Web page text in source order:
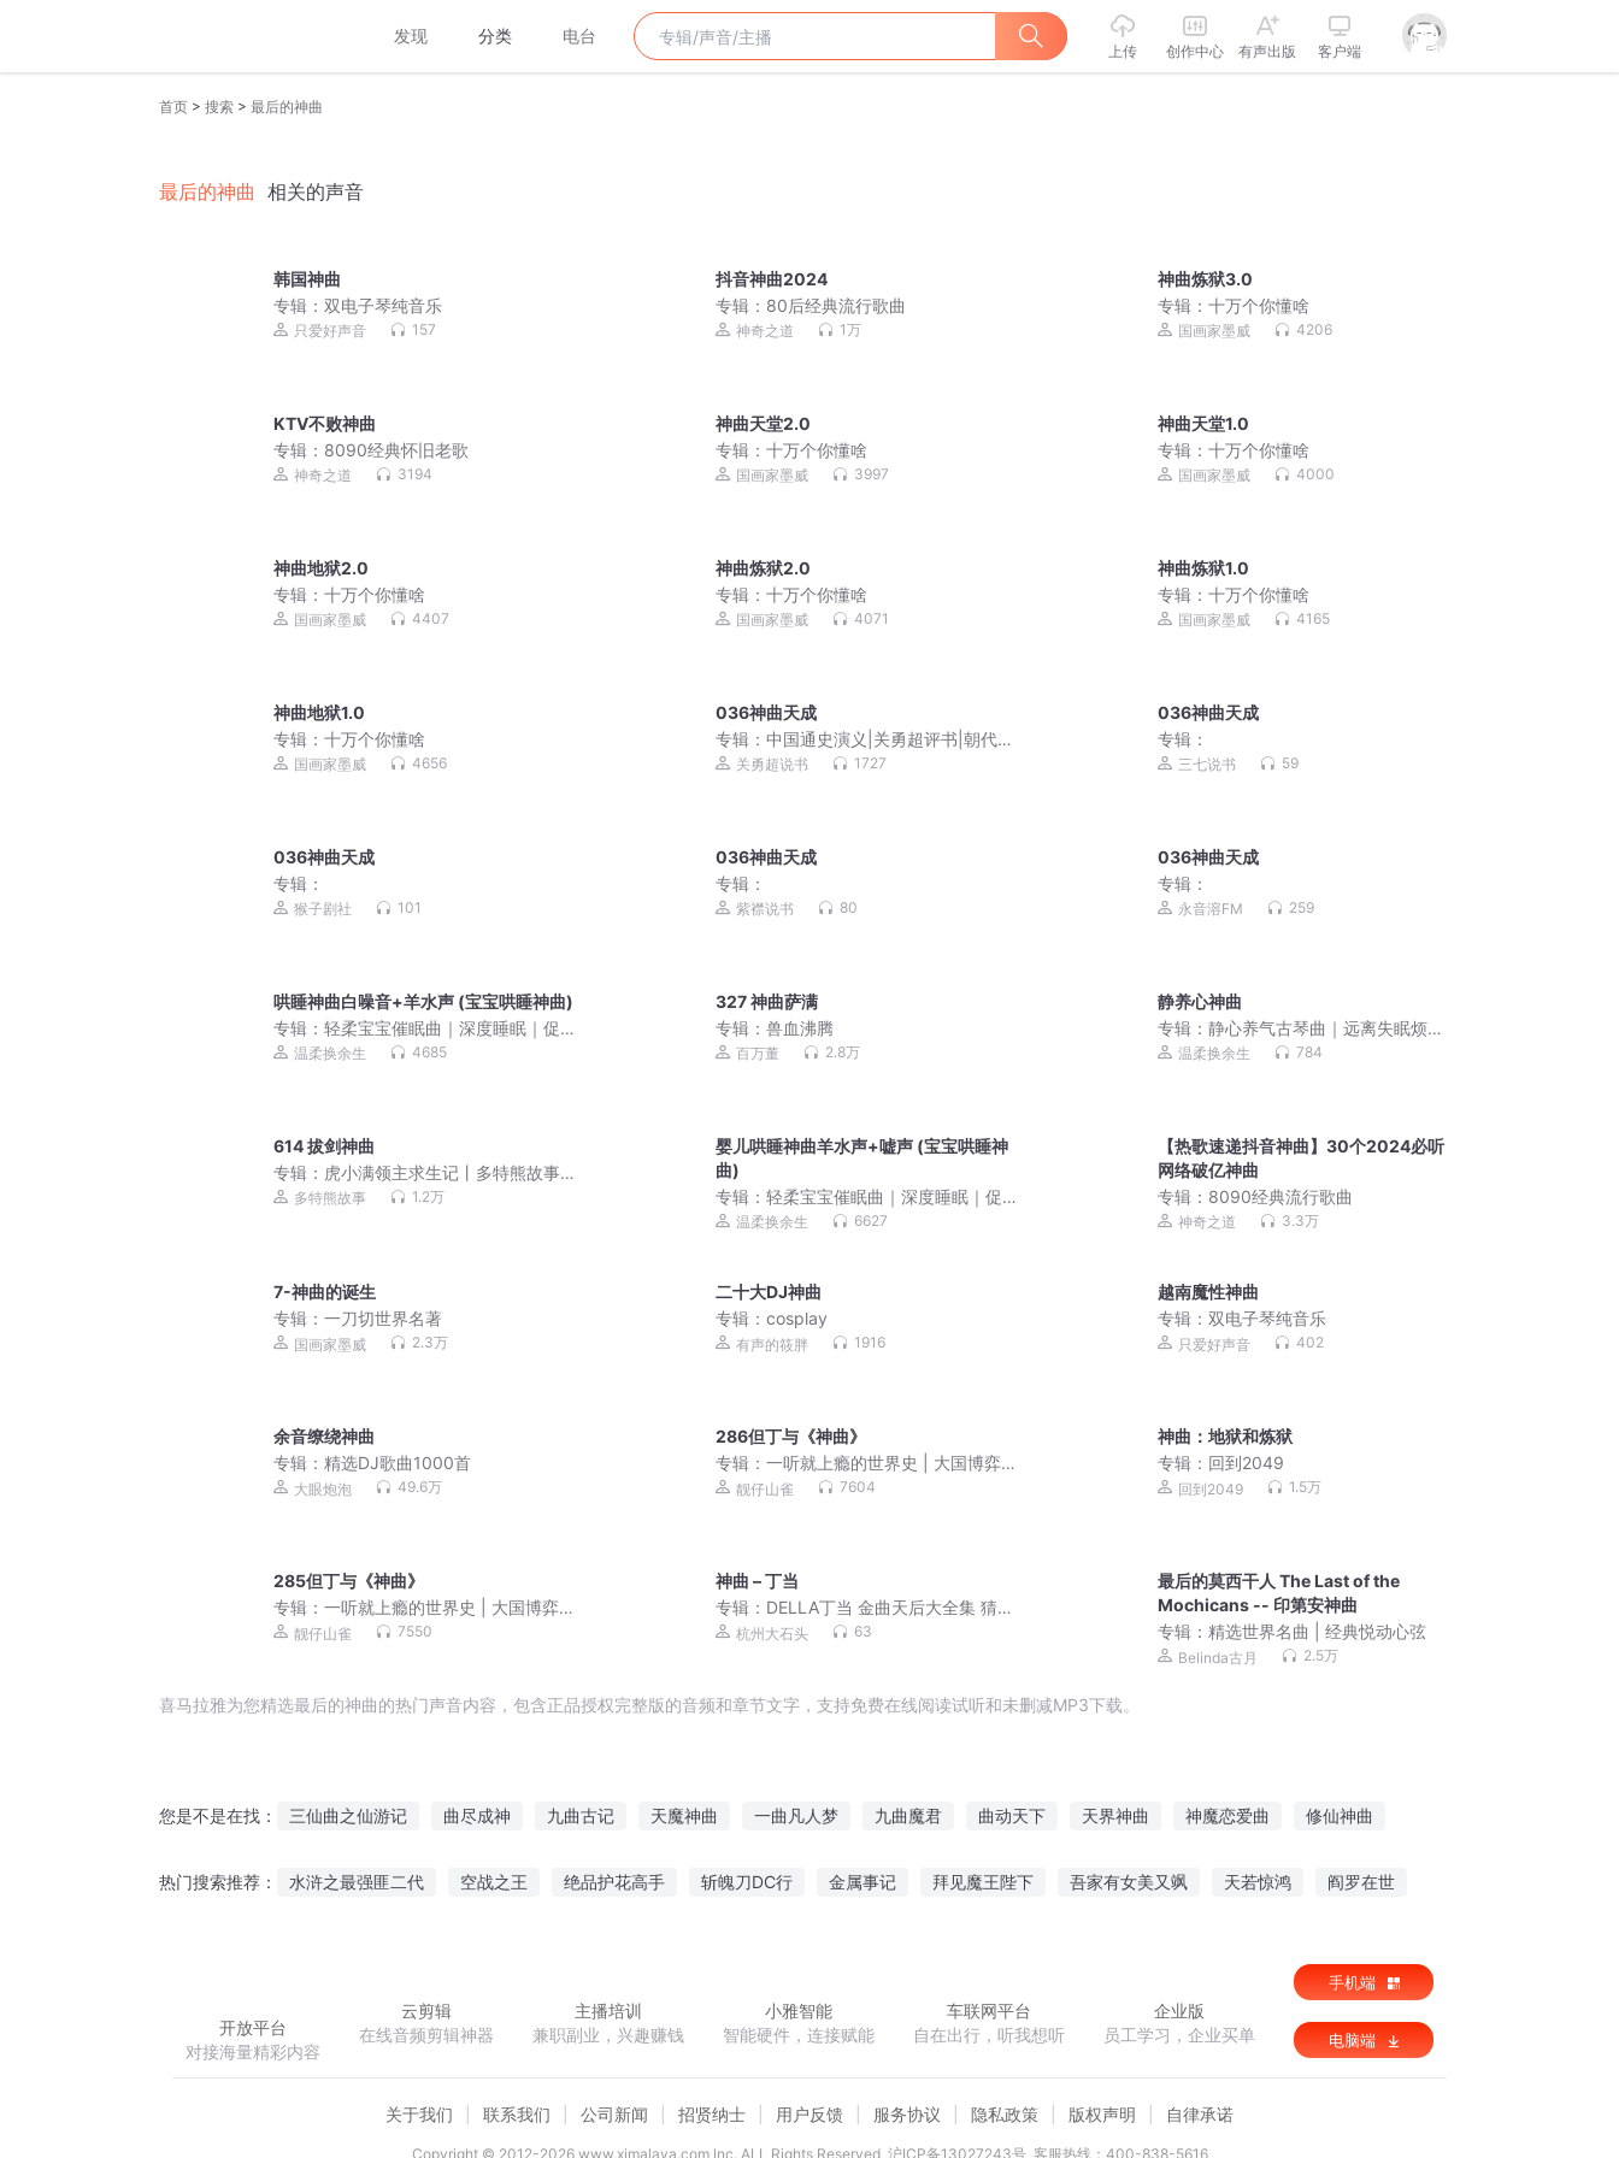
发现 分类 电台
上传 创作中心 有声出版 客户端
首页 > 搜索 > 最后的神曲
最后的神曲 相关的声音
韩国神曲
专辑： 双电子琴纯音乐
只爱好声音 157
抖音神曲2024
专辑： 80后经典流行歌曲
神奇之道 1万
神曲炼狱3.0
专辑：十万个你懂啥
国画家墨威 4206
KTV不败神曲
专辑： 8090经典怀旧老歌
神奇之道 3194
神曲天堂2.0
专辑：十万个你懂啥
国画家墨威 3997
神曲天堂1.0
专辑：十万个你懂啥
国画家墨威 4000
神曲地狱2.0
专辑： 十万个你懂啥
国画家墨威 4407
神曲炼狱2.0
专辑：十万个你懂啥
国画家墨威 4071
神曲炼狱1.0
专辑：十万个你懂啥
国画家墨威 4165
神曲地狱1.0
专辑： 十万个你懂啥
国画家墨威 4656
036神曲天成
专辑：中国通史演义|关勇超评书|朝代更
替|君臣事迹
关勇超说书 1727
036神曲天成
专辑：
三七说书 59
036神曲天成
专辑：
猴子剧社 101
036神曲天成
专辑：
紫襟说书 80
036神曲天成
专辑：
永音溶FM 259
哄睡神曲白噪音+羊水声 (宝宝哄睡神曲)
专辑： 轻柔宝宝催眠曲｜深度睡眠｜促
进宝宝大脑发育
温柔换余生 4685
327 神曲萨满
专辑：兽血沸腾
百万董 2.8万
静养心神曲
专辑：静心养气古琴曲｜远离失眠烦
躁，舒缓心绪疏肝理气
温柔换余生 784
614 拔剑神曲
专辑： 虎小满领主求生记丨多特熊故事
丨山海神兽
多特熊故事 1.2万
婴儿哄睡神曲羊水声+嘘声 (宝宝哄睡神
曲)
专辑：轻柔宝宝催眠曲｜深度睡眠｜促
进宝宝大脑发育
温柔换余生 6627
【热歌速递抖音神曲】30个2024必听
网络破亿神曲
专辑： 8090经典流行歌曲
神奇之道 3.3万
7-神曲的诞生
专辑： 一刀切世界名著
国画家墨威 2.3万
二十大DJ神曲
专辑：cosplay
有声的筱胖 1916
越南魔性神曲
专辑：双电子琴纯音乐
只爱好声音 402
余音缭绕神曲
专辑： 精选DJ歌曲1000首
大眼炮泡 49.6万
286但丁与《神曲》
专辑：一听就上瘾的世界史 | 大国博弈
地缘政治 | 一口气听懂全球上下五千年 |
靓仔山雀 7604
神曲：地狱和炼狱
专辑： 回到2049
回到2049 1.5万
285但丁与《神曲》
专辑： 一听就上瘾的世界史 | 大国博弈
地缘政治 | 一口气听懂全球上下五千年 |
靓仔山雀 7550
神曲 – 丁当
专辑： DELLA丁当 金曲天后大全集 猜不
透 我爱他
杭州大石头 63
最后的莫西干人 The Last of the
Mochicans -- 印第安神曲
专辑：精选世界名曲 | 经典悦动心弦
Belinda古月 2.5万
喜马拉雅为您精选最后的神曲的热门声音内容，包含正品授权完整版的音频和章节文字，支持免费在线阅读试听和未删减MP3下载。
您是不是在找： 三仙曲之仙游记 曲尽成神 九曲古记 天魔神曲 一曲凡人梦 九曲魔君 曲动天下 天界神曲 神魔恋爱曲 修仙神曲
热门搜索推荐： 水浒之最强匪二代 空战之王 绝品护花高手 斩魄刀DC行 金属事记 拜见魔王陛下 吾家有女美又飒 天若惊鸿 阎罗在世
开放平台
对接海量精彩内容
云剪辑
在线音频剪辑神器
主播培训
兼职副业，兴趣赚钱
小雅智能
智能硬件，连接赋能
车联网平台
自在出行，听我想听
企业版
员工学习，企业买单
手机端
电脑端
关于我们 联系我们 公司新闻 招贤纳士 用户反馈 服务协议 隐私政策 版权声明 自律承诺
Copyright © 2012-2026www.ximalaya.com lnc. ALL Rights Reserved 沪ICP备13027243号 客服热线：400-838-5616